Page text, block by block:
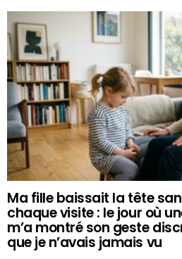
Ma fille baissait la tête
chaque visite : le jour où
m’a montré son geste
que je n’avais jamais vu